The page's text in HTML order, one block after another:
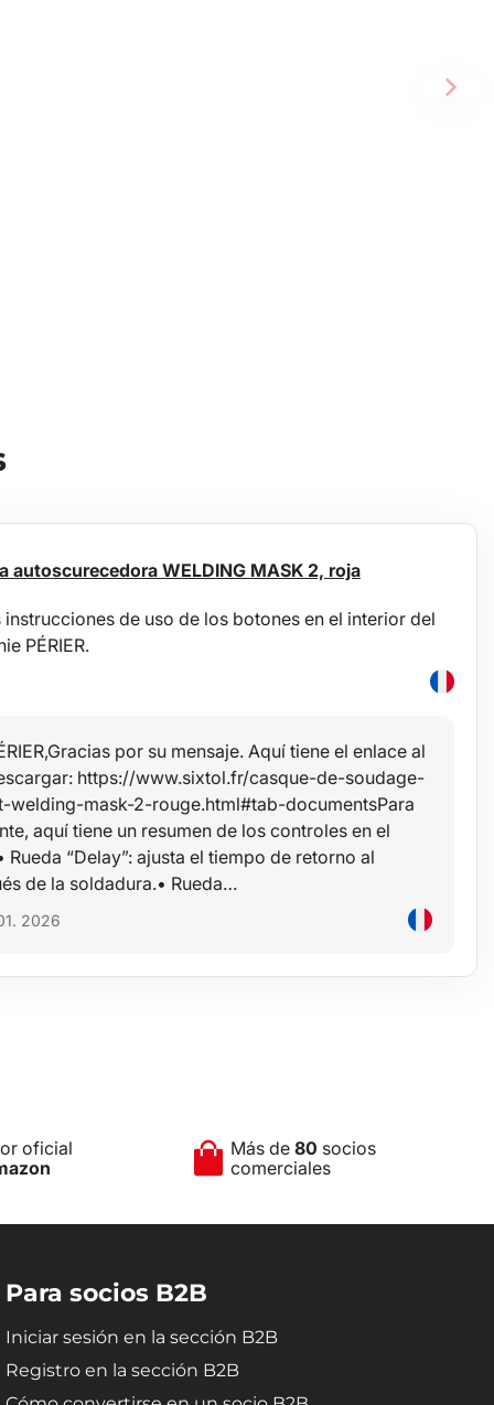
autoscurecedora WELDING MASK 2, roja
instrucciones de uso de los botones en el interior del
PÉRIER.
por su mensaje. Aquí tiene el enlace al
https://www.sixtol.fr/casque-de-soudage-
welding-mask-2-rouge.html#tab-documentsPara
aquí tiene un resumen de los controles en el
“Delay”: ajusta el tiempo de retorno al
de la soldadura.• Rueda…
2026
oficial
Más de80 socios
comerciales
Para socios B2B
Iniciar sesión en la sección B2B
Registro en la sección B2B